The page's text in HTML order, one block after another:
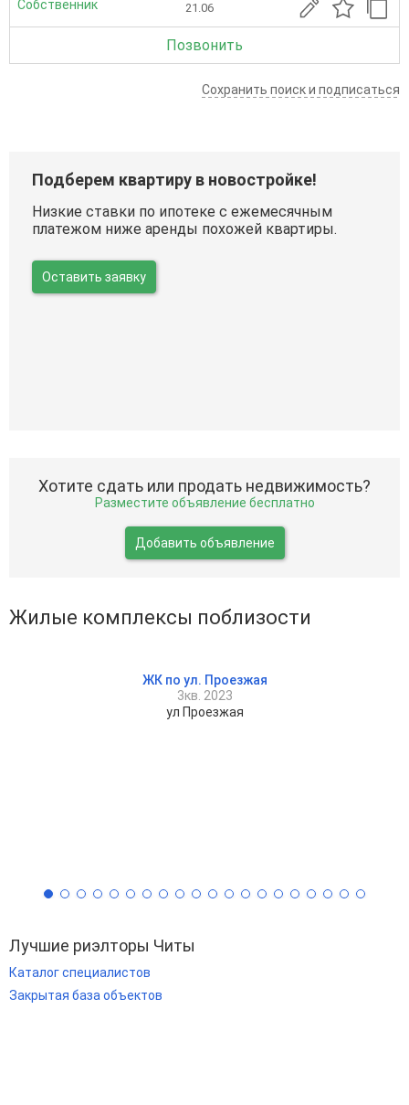
Собственник 21.06
Позвонить
Сохранить поиск и подписаться
Подберем квартиру в новостройке!
Низкие ставки по ипотеке с ежемесячным
платежом ниже аренды похожей квартиры.
Оставить заявку
Хотите сдать или продать недвижимость?
Разместите объявление бесплатно
Добавить объявление
Жилые комплексы поблизости
ЖК по ул. Проезжая
3кв. 2023
ул Проезжая
Лучшие риэлторы Читы
Каталог специалистов
Закрытая база объектов